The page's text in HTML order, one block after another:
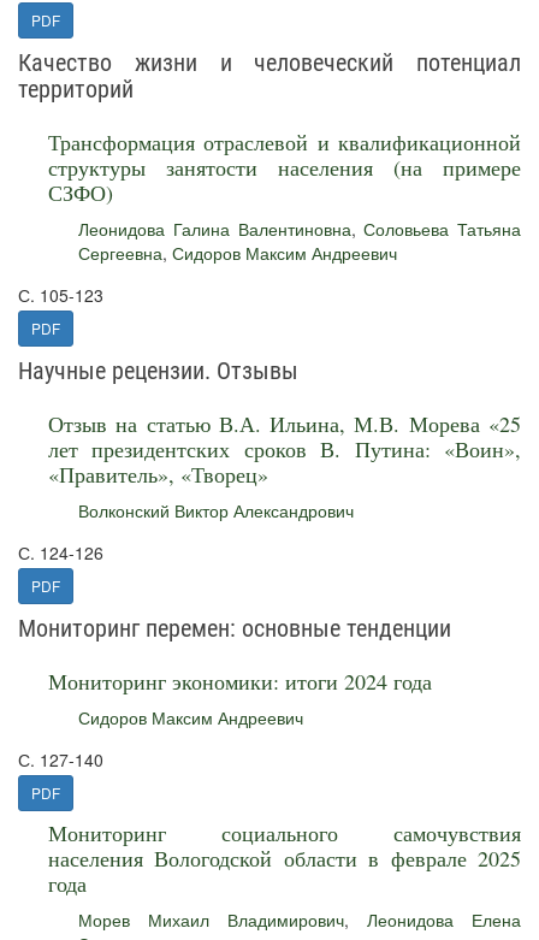
PDF
Качество жизни и человеческий потенциал
территорий
Трансформация отраслевой и квалификационной
структуры занятости населения (на примере
СЗФО)
Леонидова Галина Валентиновна,Соловьева Татьяна
Сергеевна, Сидоров Максим Андреевич
С. 105-123
PDF
Научные рецензии. Отзывы
Отзыв на статью В.А. Ильина, М.В. Морева «25
лет президентских сроков В. Путина: «Воин»,
«Правитель», «Творец»
Волконский Виктор Александрович
С. 124-126
PDF
Мониторинг перемен: основные тенденции
Мониторинг экономики: итоги 2024 года
Сидоров Максим Андреевич
С. 127-140
PDF
Мониторинг социального самочувствия
населения Вологодской области в феврале 2025
года
Морев Михаил Владимирович, Леонидова Елена